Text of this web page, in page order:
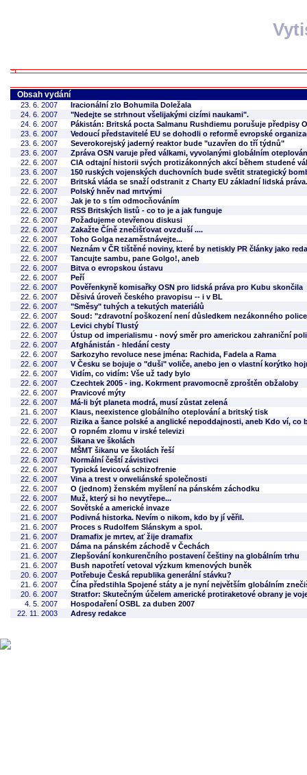
Obsah vydání
23. 6. 2007
Iracionální zlo Bohumila Doležala
24. 6. 2007
"Nedejte se strhnout všelijakými cizími naukami".
24. 6. 2007
Pákistán: Britská pocta Salmanu Rushdiemu porušuje předpisy
23. 6. 2007
Vedoucí představitelé EU se dohodli o reformě evropské
23. 6. 2007
Severokorejský jaderný reaktor bude "uzavřen do tří týdnů"
23. 6. 2007
Zpráva OSN varuje před válkami, vyvolanými globálním
22. 6. 2007
CIA odtajní historii svých protizákonných akcí během studené
23. 6. 2007
150 ruských vojenských duchovních bude světit strategický
22. 6. 2007
Britská vláda se snaží odstranit z Charty EU základní lidská
22. 6. 2007
Polský hněv nad mrtvými
22. 6. 2007
Jak je to s tím odmocňováním
22. 6. 2007
RSS Britských listů - co to je a jak funguje
22. 6. 2007
Požadujeme otevřenou diskusi
22. 6. 2007
Zakažte Číně znečišťovat ovzduší ....
22. 6. 2007
Toho Golga nezaměstnávejte...
22. 6. 2007
Neznám v ČR tištěné noviny, které by netiskly PR články jako
22. 6. 2007
Tancujte sambu, pane Golgo!, aneb
22. 6. 2007
Bitva o evropskou ústavu
22. 6. 2007
Peří
22. 6. 2007
Pověřenkyně komisařky OSN pro lidská práva pro Kubu skončila
22. 6. 2007
Děsivá úroveň českého pravopisu -- i v BL
22. 6. 2007
"Směsy" tuhých a tekutých materiálů
22. 6. 2007
Soud: "zdravotní poškození není důsledkem nezákonného
22. 6. 2007
Levici chybí Tlustý
22. 6. 2007
Ústup od imperialismu - nový směr pro americkou zahraniční
22. 6. 2007
Afghánistán - hledání cesty
22. 6. 2007
Sarkozyho revoluce nese jména: Rachida, Fadela a Rama
22. 6. 2007
V Česku se bojuje o "duši" voliče, anebo jen o vlastní korýtko
22. 6. 2007
Vidím, co vidím: Vše už tady bylo
22. 6. 2007
Czechtek 2005 - ing. Kokrment pravomocně zproštěn obžaloby
22. 6. 2007
Pravicové mýty
22. 6. 2007
Má-li být planeta modrá, musí zůstat zelená
21. 6. 2007
Klaus, neexistence globálního oteplování a britský tisk
22. 6. 2007
Rizika a šance polské a anglické nepoddajnosti, aneb Kdo ví, co
22. 6. 2007
O ropném zlomu v irské televizi
22. 6. 2007
Šikana ve školách
22. 6. 2007
MŠMT šikanu ve školách řeší
22. 6. 2007
Normální čeští závistivci
22. 6. 2007
Typická levicová schizofrenie
22. 6. 2007
Vina a trest v orweliánské společnosti
22. 6. 2007
O (jednom) ženském myšlení na pánském záchodku
22. 6. 2007
Muž, který si ho nevytřepe...
22. 6. 2007
Sovětské a americké invaze
21. 6. 2007
Podivná historka. Nevím o nikom, kdo by jí věřil.
21. 6. 2007
Proces s Rudolfem Slánskym a spol.
21. 6. 2007
Dramafix je mrtev, ať žije dramafix
21. 6. 2007
Dáma na pánském záchodě v Čechách
21. 6. 2007
Zlepšování konkurenčního postavení češtiny na globálním trhu
21. 6. 2007
Bush napotřetí vetoval výzkum kmenových buněk
20. 6. 2007
Potřebuje Česká republika generální stávku?
21. 6. 2007
Čína předstihla Spojené státy a je nyní největším globálním
20. 6. 2007
Stratfor: Skutečným účelem americké protiraketové obrany je
4. 5. 2007
Hospodaření OSBL za duben 2007
22. 11. 2003
Adresy redakce